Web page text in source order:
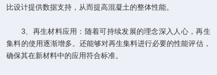
比设计提供数据支持，从而提高混凝土的整体性能。
3、再生材料应用：随着可持续发展的理念深入人心，再生
集料的使用逐渐增多。还能够对再生集料进行必要的性能评估，
确保其在新材料中的应用符合标准。